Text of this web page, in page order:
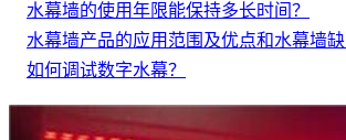
水幕墙的使用年限能保持多长时间？
水幕墙产品的应用范围及优点和水幕墙缺
如何调试数字水幕？